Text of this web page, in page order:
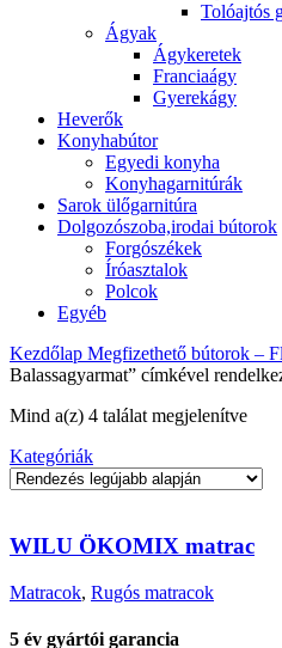
Tolóajtós
Ágyak
Ágykeretek
Franciaágy
Gyerekágy
Heverők
Konyhabútor
Egyedi konyha
Konyhagarnitúrák
Sarok ülőgarnitúra
Dolgozószoba,irodai bútorok
Forgószékek
Íróasztalok
Polcok
Egyéb
Kezdőlap Megfizethető bútorok –
Balassagyarmat” címkével
Mind a(z) 4 találat megjelenítve
Kategóriák
WILU ÖKOMIX matrac
Matracok, Rugós matracok
5 év gyártói garancia